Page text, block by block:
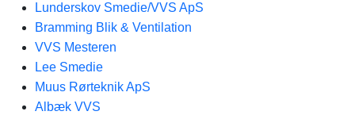
Lunderskov Smedie/VVS ApS
Bramming Blik & Ventilation
VVS Mesteren
Lee Smedie
Muus Rørteknik ApS
Albæk VVS